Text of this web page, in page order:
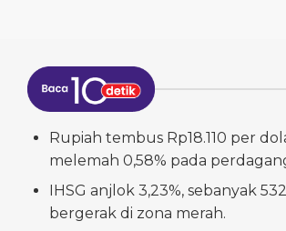
Rupiah tembus Rp18.110 per
melemah 0,58% pada
IHSG anjlok 3,23%, sebanyak
bergerak di zona merah.